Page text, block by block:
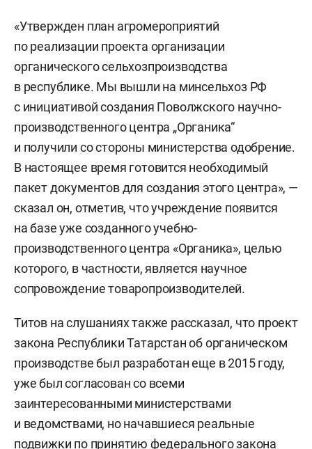
«Утвержден план агромероприятий
по реализации проекта организации
органического сельхозпроизводства
в республике. Мы вышли на минсельхоз РФ
с инициативой создания Поволжского научно-
производственного центра „Органика“
и получили со стороны министерства одобрение.
В настоящее время готовится необходимый
пакет документов для создания этого центра», —
сказал он, отметив, что учреждение появится
на базе уже созданного учебно-
производственного центра «Органика», целью
которого, в частности, является научное
сопровождение товаропроизводителей.
Титов на слушаниях также рассказал, что проект
закона Республики Татарстан об органическом
производстве был разработан еще в 2015 году,
уже был согласован со всеми
заинтересованными министерствами
и ведомствами, но начавшиеся реальные
подвижки по принятию федерального закона